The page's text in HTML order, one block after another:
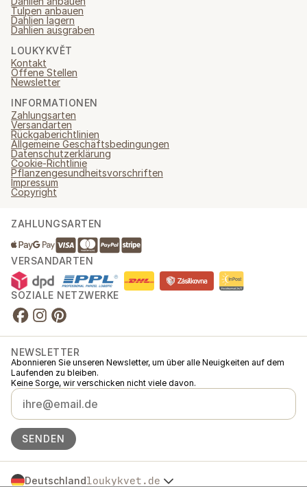
Tulpen anbauen
Dahlien lagern
Dahlien ausgraben
LOUKYKVĚT
Kontakt
Offene Stellen
Newsletter
INFORMATIONEN
Zahlungsarten
Versandarten
Rückgaberichtlinien
Allgemeine Geschäftsbedingungen
Datenschutzerklärung
Cookie-Richtlinie
Pflanzengesundheitsvorschriften
Impressum
Copyright
ZAHLUNGSARTEN
VERSANDARTEN
SOZIALE NETZWERKE
NEWSLETTER
Abonnieren Sie unseren Newsletter, um über alle Neuigkeiten auf dem
Laufenden zu bleiben.
Keine Sorge, wir verschicken nicht viele davon.
SENDEN
Deutschlandloukykvet.de